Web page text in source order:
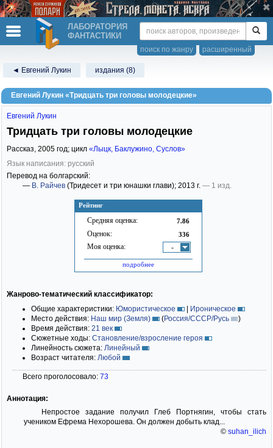
ЛАБОРАТОРИЯ
ФАНТАСТИКИ
расширенный
поиск по жанру
◄ Евгений Лукин издания (8)
Евгений Лукин «Тридцать три головы молодецкие»
Рейтинг
Средняя оценка: 7.86
Оценок: 336
Моя оценка: -
подробнее
Евгений Лукин
Тридцать три головы молодецкие
Рассказ, 2005 год; цикл «Лыцк, Баклужино, Суслов»
Язык написания: русский
Перевод на болгарский:
— В. Райчев (Тридесет и три юнашки глави); 2013 г. — 1 изд.
Жанрово-тематический классификатор:
Общие характеристики: Юмористическое | Ироническое
Место действия: Наш мир (Земля) (Россия/СССР/Русь
)
Время действия: 21 век
Сюжетные ходы: Становление/взросление героя
Линейность сюжета: Линейный
Возраст читателя: Любой
Всего проголосовало: 73
Аннотация:
Непростое задание получил Глеб Портнягин, чтобы стать
учеником Ефрема Нехорошева. Он должен добыть клад...
© suhan_ilich